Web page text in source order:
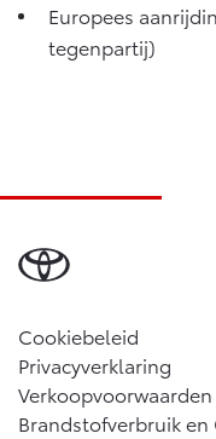
Europees
tegenpartij)
Cookiebeleid
Privacyverklaring
Verkoopvoorwaarden
Brandstofverbruik